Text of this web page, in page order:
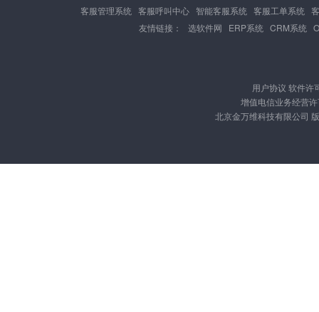
客服管理系统 客服呼叫中心 智能客服系统 客服工单系统
友情链接：
选软件网 ERP系统 CRM系统
用户协议 软件许
增值电信业务经营
北京金万维科技有限公司